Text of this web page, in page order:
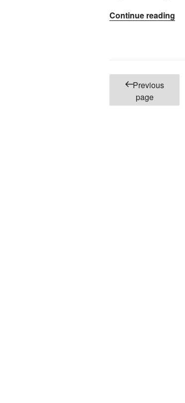
Continue reading
Ode
Posts
pagination
Previous
page